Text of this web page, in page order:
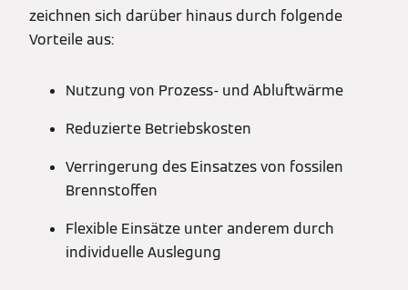
zeichnen sich darüber hinaus durch folgende
Vorteile aus:
Nutzung von Prozess- und Abluftwärme
Reduzierte Betriebskosten
Verringerung des Einsatzes von fossilen
Brennstoffen
Flexible Einsätze unter anderem durch
individuelle Auslegung